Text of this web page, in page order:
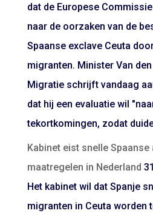
dat de Europese
naar de oorzaken van de
Spaanse exclave Ceuta
migranten. Minister Van
Migratie schrijft vandaag
dat hij een evaluatie wil
tekortkomingen, zodat
Kabinet eist snelle Spaanse
maatregelen in Nederland
Het kabinet wil dat Spanje
migranten in Ceuta worden